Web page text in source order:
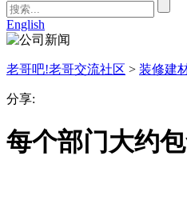
English
老哥吧!老哥交流社区 > 装修建
分享:
每个部门大约